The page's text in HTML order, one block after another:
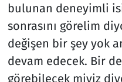
bulunan deneyimli
sonrasını görelim
değişen bir şey yok
devam edecek. Bir
görebilecek miyiz